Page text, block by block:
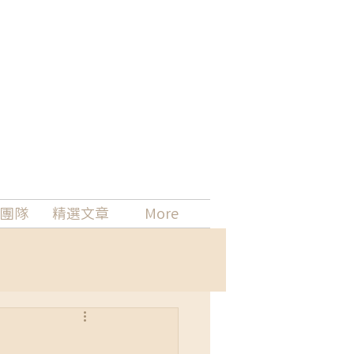
隊 精選文章 More